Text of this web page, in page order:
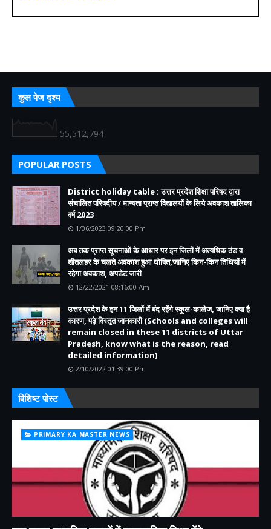
कुल पेज दृश्य
55,512,794
POPULAR POSTS
District holiday table : उत्तर प्रदेश शिक्षा परिषद द्वारा
संचालित परिषदीय / मान्यता प्राप्त विद्यालयों के लिये अवकाश तालिका
वर्ष 2023
1/06/2023 09:20:00 Pm
अब तक प्राप्त सूचनाओं के आधार पर इन जिलों में अत्यधिक ठंड व
शीतलहर के चलते अवकाश हुआ घोषित,जानिए किन-किन तिथियों में
रहेगा अवकाश, अपडेट जारी
12/22/2021 08:16:00 Am
उत्तर प्रदेश के इन 11 जिलों में बंद रहेंगे स्कूल-कालेज, जानिए क्या है
कारण, पढ़े विस्तृत जानकारी (Schools and colleges will
remain closed in these 11 districts of Uttar
Pradesh, know what is the reason, read
detailed information)
2/10/2022 01:39:00 Pm
विशिष्ट पोस्ट
PRIMARY KA MASTER NEWS